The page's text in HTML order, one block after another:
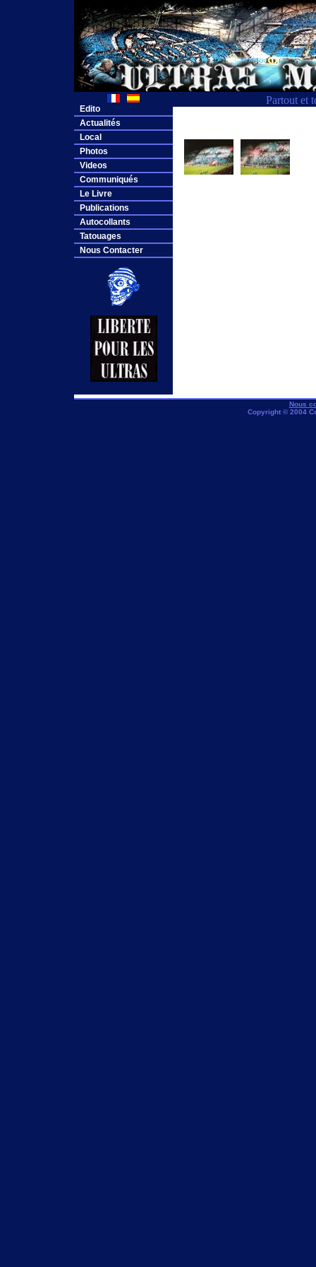
Partout et
Edito
Actualités
Local
Photos
Videos
Communiqués
Le Livre
Publications
Autocollants
Tatouages
Nous Contacter
Nous
Copyright © 2004